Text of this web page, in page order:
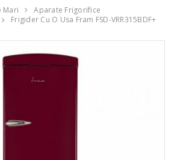
Mari
Aparate Frigorifice
Frigider Cu O Usa Fram FSD-VRR315BDF+